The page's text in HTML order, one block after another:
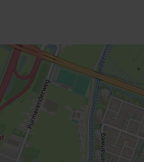
4
Aan park